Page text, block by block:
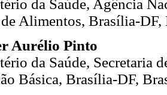
da Saúde, Agência
Alimentos, Brasília-DF,
Aurélio Pinto
da Saúde, Secretaria
Básica, Brasília-DF,